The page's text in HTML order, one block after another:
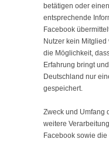
betätigen oder
entsprechende
Facebook
Nutzer kein
die Möglichkeit,
Erfahrung bringt
Deutschland nur
gespeichert.
Zweck und Umfang
weitere
Facebook sowie